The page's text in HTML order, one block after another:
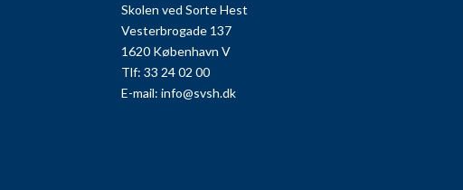
Skolen ved Sorte Hest
Vesterbrogade 137
1620 København V
Tlf: 33 24 02 00
E-mail:info@svsh.dk